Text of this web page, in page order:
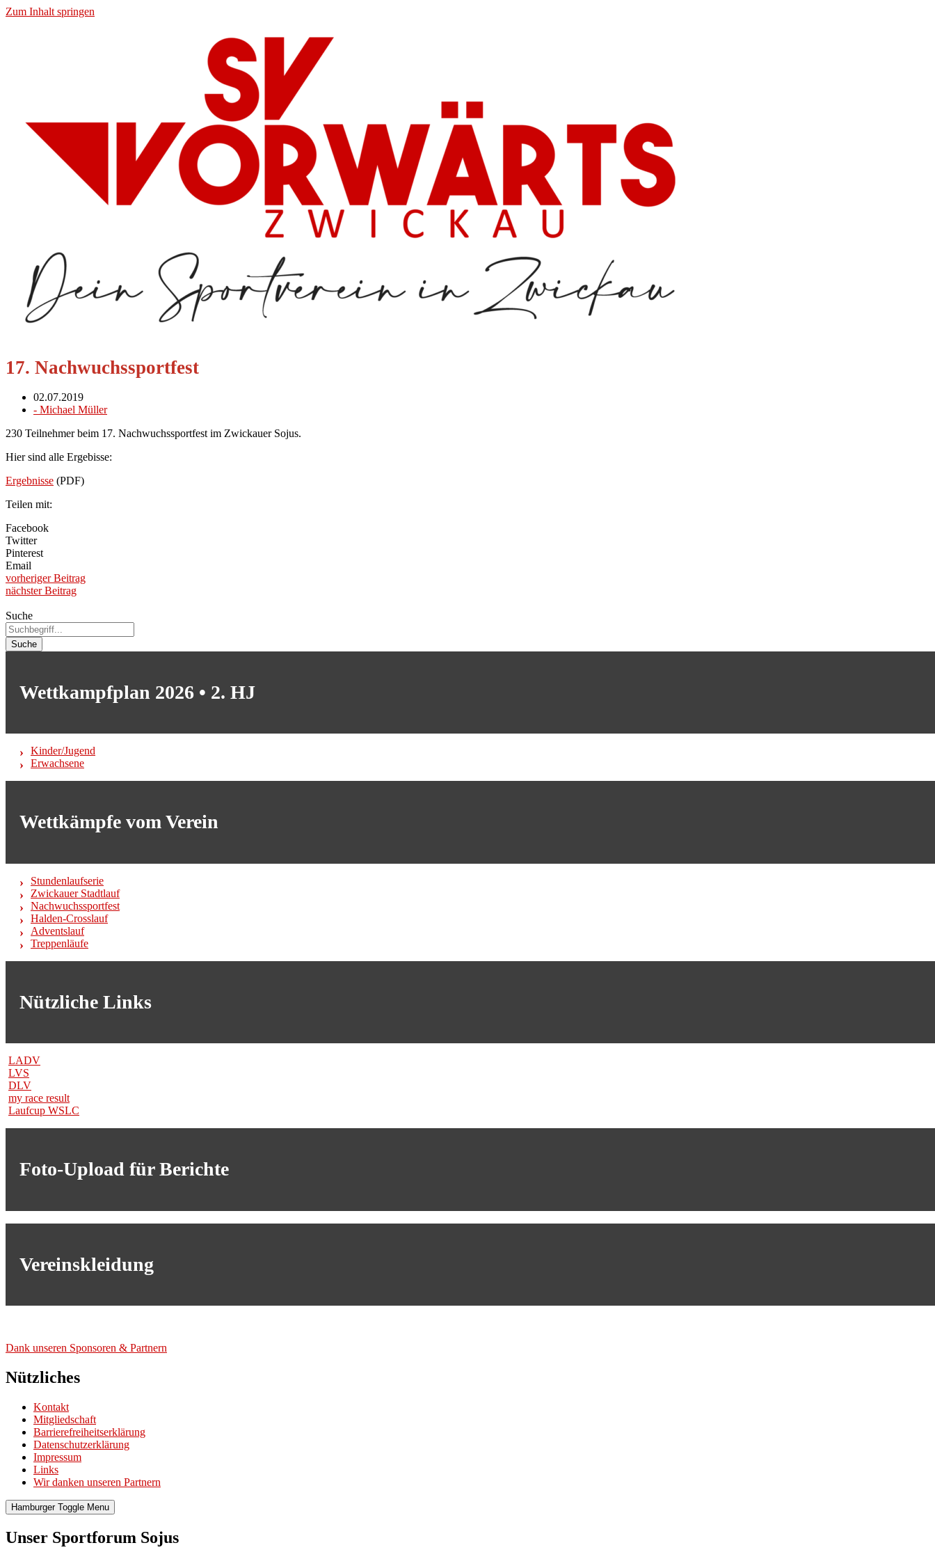
Zum Inhalt springen
17. Nach­wuchs­sport­fe­st
02.07.2019
- Michael Müller
230 Teilnehmer beim 17. Nachwuchssportfest im Zwickauer Sojus.
Hier sind alle Ergebisse:
Ergebnisse (PDF)
Teilen mit:
Facebook
Twitter
Pinterest
Email
vorheriger Beitrag
nächster Beitrag
Suche
Suche
Wettkampfplan 2026 • 2. HJ
Kinder/Jugend
Erwachsene
Wettkämpfe vom Verein
Stundenlaufserie
Zwickauer Stadtlauf
Nachwuchssportfest
Halden-Crosslauf
Adventslauf
Treppenläufe
Nützliche Links
LADV
LVS
DLV
my race result
Laufcup WSLC
Foto-Upload für Berichte
Vereinskleidung
Dank unse­ren Spon­so­ren & Part­nern
Nützliches
Kontakt
Mitgliedschaft
Barrierefreiheitserklärung
Datenschutzerklärung
Impressum
Links
Wir danken unseren Partnern
Hamburger Toggle Menu
Unser Sportforum Sojus